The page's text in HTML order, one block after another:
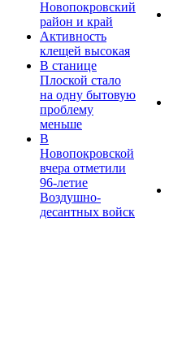
Новопокровский
район и край
Активность
клещей высокая
В станице
Плоской стало
на одну бытовую
проблему
меньше
В
Новопокровской
вчера отметили
96-летие
Воздушно-
десантных войск